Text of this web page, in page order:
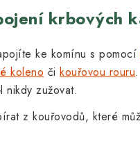
krbových
ke komínu s pomocí
koleno či kouřovou rouru
nikdy zužovat.
z kouřovodů, které